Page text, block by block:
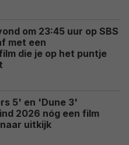
om 23:45 uur op SBS
met een
die je op het puntje
5' en 'Dune 3'
2026 nóg een film
uitkijk